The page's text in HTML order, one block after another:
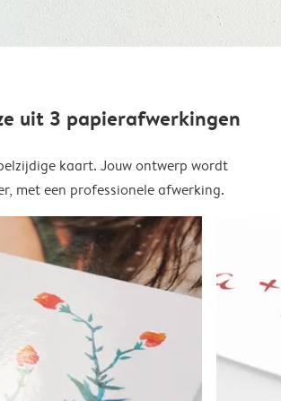
uit 3 papierafwerkingen
kaart. Jouw ontwerp wordt
met een professionele afwerking.